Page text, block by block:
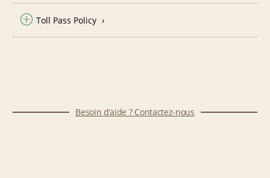
Toll Pass Policy
Besoin d’aide ? Contactez-nous